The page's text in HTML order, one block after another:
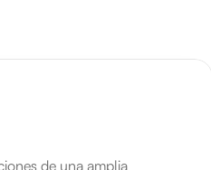
de una amplia